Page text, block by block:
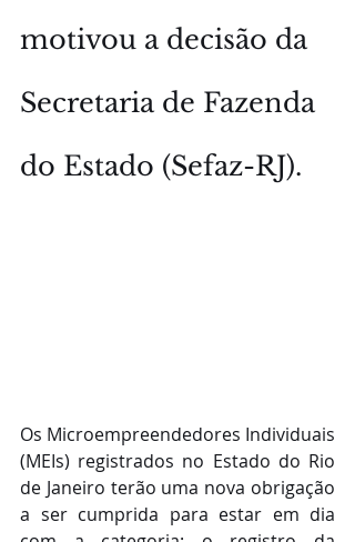
motivou a decisão da
Secretaria de Fazenda
do Estado (Sefaz-RJ).
Os Microempreendedores Individuais
(MEIs) registrados no Estado do Rio
de Janeiro terão uma nova obrigação
a ser cumprida para estar em dia